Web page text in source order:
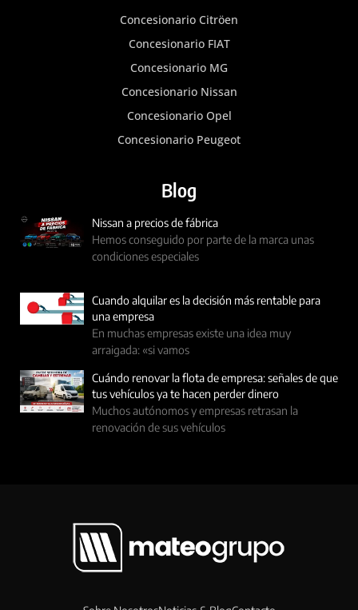
Concesionario Citröen
Concesionario FIAT
Concesionario MG
Concesionario Nissan
Concesionario Opel
Concesionario Peugeot
Blog
Nissan a precios de fábrica
Hemos conseguido por parte de la marca unas
condiciones especiales
Cuando alquilar es la decisión más rentable para
una empresa
En muchas empresas existe una idea muy
arraigada: «si vamos
Cuándo renovar la flota de empresa: señales de que
tus vehículos ya te hacen perder dinero
Muchos autónomos y empresas retrasan la
renovación de sus vehículos